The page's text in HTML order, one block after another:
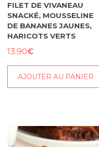
FILET DE VIVANEAU
SNACKÉ, MOUSSELINE
DE BANANES JAUNES,
HARICOTS VERTS
13.90€
AJOUTER AU PANIER